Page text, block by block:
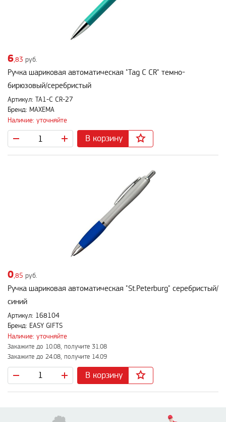
6 ,83 руб.
Ручка шариковая автоматическая "Tag C CR" темно-
бирюзовый/серебристый
Артикул: TA1-C CR-27
Бренд: MAXEMA
Наличие: уточняйте
В корзину
0,85 руб.
Ручка шариковая автоматическая "St.Peterburg" серебристый/
синий
Артикул: 168104
Бренд: EASY GIFTS
Наличие: уточняйте
Закажите до 10.08, получите 31.08
Закажите до 24.08, получите 14.09
В корзину